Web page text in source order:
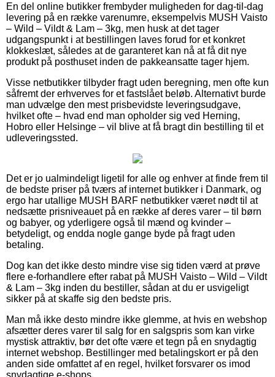
En del online butikker frembyder muligheden for dag-til-dag
levering på en række varenumre, eksempelvis MUSH Vaisto
– Wild – Vildt & Lam – 3kg, men husk at det tager
udgangspunkt i at bestillingen laves forud for et konkret
klokkeslæt, således at de garanteret kan nå at få dit nye
produkt på posthuset inden de pakkeansatte tager hjem.
Visse netbutikker tilbyder fragt uden beregning, men ofte kun
såfremt der erhverves for et fastslået beløb. Alternativt burde
man udvælge den mest prisbevidste leveringsudgave,
hvilket ofte – hvad end man opholder sig ved Herning,
Hobro eller Helsinge – vil blive at få bragt din bestilling til et
udleveringssted.
Det er jo ualmindeligt ligetil for alle og enhver at finde frem til
de bedste priser på tværs af internet butikker i Danmark, og
ergo har utallige MUSH BARF netbutikker været nødt til at
nedsætte prisniveauet på en række af deres varer – til børn
og babyer, og yderligere også til mænd og kvinder –
betydeligt, og endda nogle gange byde på fragt uden
betaling.
Dog kan det ikke desto mindre vise sig tiden værd at prøve
flere e-forhandlere efter rabat på MUSH Vaisto – Wild – Vildt
& Lam – 3kg inden du bestiller, sådan at du er usvigeligt
sikker på at skaffe sig den bedste pris.
Man må ikke desto mindre ikke glemme, at hvis en webshop
afsætter deres varer til salg for en salgspris som kan virke
mystisk attraktiv, bør det ofte være et tegn på en snydagtig
internet webshop. Bestillinger med betalingskort er på den
anden side omfattet af en regel, hvilket forsvarer os imod
snydagtige e-shops.